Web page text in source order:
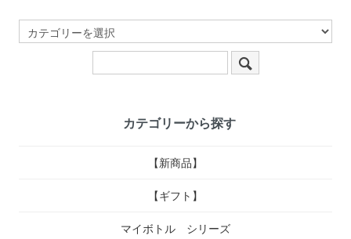
カテゴリーから探す
【新商品】
【ギフト】
マイボトル シリーズ